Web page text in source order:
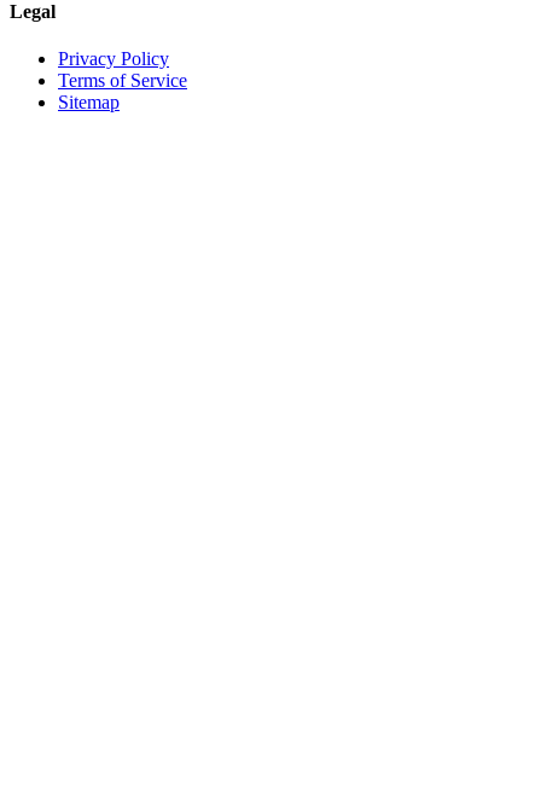
Legal
Privacy Policy
Terms of Service
Sitemap